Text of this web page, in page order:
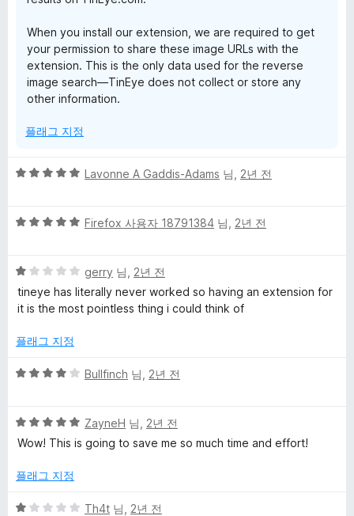
When you install our extension, we are required to get
your permission to share these image URLs with the
extension. This is the only data used for the reverse
image search—TinEye does not collect or store any
other information.
플래그 지정
5
점
점
Lavonne A Gaddis-Adams 님, 2년 전
5
점
에
5
Firefox 사용자 18791384 님, 2년 전
5
점
만
에
점
gerry 님, 2년 전
tineye has literally never worked so having an extension for
it is the most pointless thing i could think of
플래그 지정
5
점
에
점
Bullfinch 님, 2년 전
5
점
점
5
ZayneH 님, 2년 전
Wow! This is going to save me so much time and effort!
플래그 지정
5
Th4t 님, 2년 전